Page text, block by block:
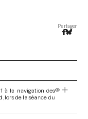
Partager
à la navigation des
lors de la séance du